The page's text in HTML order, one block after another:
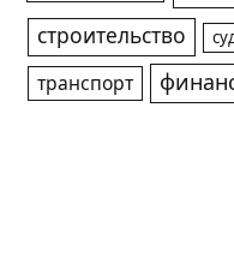
строительство
транспорт